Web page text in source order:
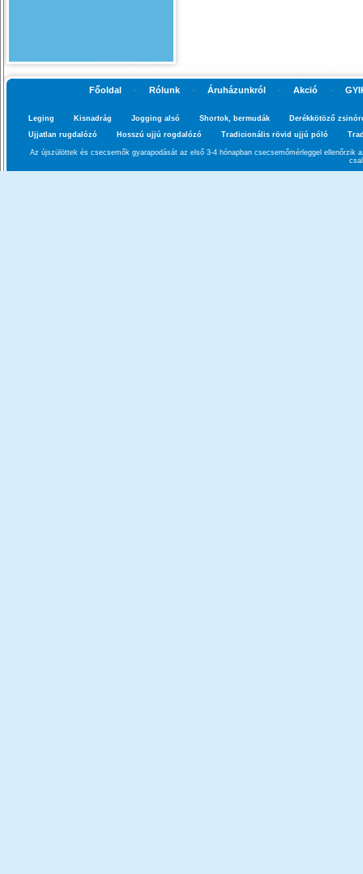
Főoldal - Rólunk - Áruházunkról - Akció -
Leging Kisnadrág Jogging alsó Shortok, bermudák
Derékkötöző
Ujjatlan rugdalózó
Hosszú ujjú rogdalózó Tradicionális rövid ujjú póló
Az újszülöttek és csecsemők gyarapodását az első 3-4 hónapban csecsemőmérleggel